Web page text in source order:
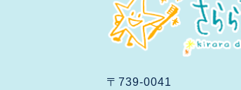
〒739-0041